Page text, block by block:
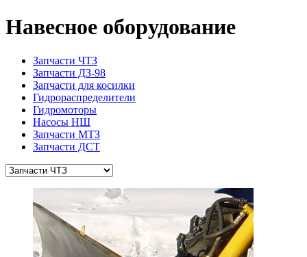
Навесное оборудование
Запчасти ЧТЗ
Запчасти ДЗ-98
Запчасти для косилки
Гидрораспределители
Гидромоторы
Насосы НШ
Запчасти МТЗ
Запчасти ДСТ